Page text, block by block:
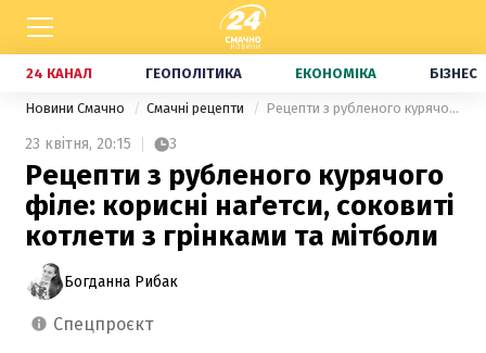
24 КАНАЛ ГЕОПОЛІТИКА ЕКОНОМІКА БІЗНЕС
Новини Смачно Смачні рецепти Рецепти з рубленого курячого філе: корисні наґетси, соковиті котлети з грінками та мітболи
23 квітня, 20:15 3
Рецепти з рубленого курячого
філе: корисні наґетси, соковиті
котлети з грінками та мітболи
Богданна Рибак
спецпроєкт